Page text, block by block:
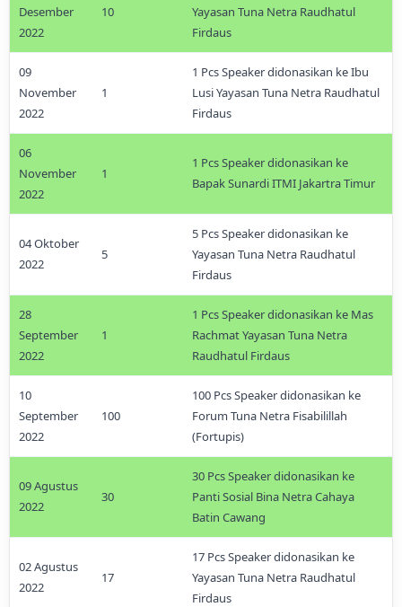
Desember
2022
10
Yayasan Tuna Netra Raudhatul
Firdaus
09
November
2022
1
1 Pcs Speaker didonasikan ke Ibu
Lusi Yayasan Tuna Netra Raudhatul
Firdaus
06
November
2022
1
1 Pcs Speaker didonasikan ke
Bapak Sunardi ITMI Jakartra Timur
04 Oktober
2022
5
5 Pcs Speaker didonasikan ke
Yayasan Tuna Netra Raudhatul
Firdaus
28
September
2022
1
1 Pcs Speaker didonasikan ke Mas
Rachmat Yayasan Tuna Netra
Raudhatul Firdaus
10
September
2022
100
100 Pcs Speaker didonasikan ke
Forum Tuna Netra Fisabilillah
(Fortupis)
09 Agustus
2022
30
30 Pcs Speaker didonasikan ke
Panti Sosial Bina Netra Cahaya
Batin Cawang
02 Agustus
2022
17
17 Pcs Speaker didonasikan ke
Yayasan Tuna Netra Raudhatul
Firdaus